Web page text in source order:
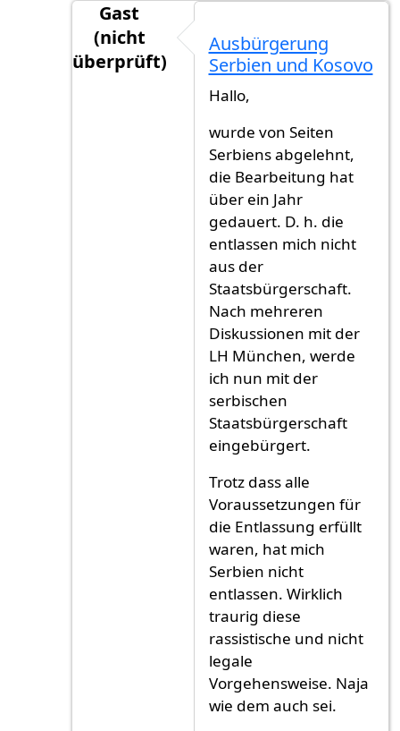
Gast
(nicht
überprüft)
ich ich von
Ausbürgerung
Serbien und Kosovo
Hallo,
wurde von Seiten
Serbiens abgelehnt,
die Bearbeitung hat
über ein Jahr
gedauert. D. h. die
entlassen mich nicht
aus der
Staatsbürgerschaft.
Nach mehreren
Diskussionen mit der
LH München, werde
ich nun mit der
serbischen
Staatsbürgerschaft
eingebürgert.
Trotz dass alle
Voraussetzungen für
die Entlassung erfüllt
waren, hat mich
Serbien nicht
entlassen. Wirklich
traurig diese
rassistische und nicht
legale
Vorgehensweise. Naja
wie dem auch sei.